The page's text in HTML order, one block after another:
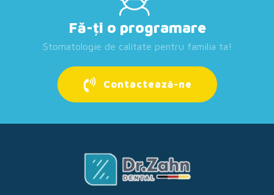
Fă-ți o programare
Stomatologie de calitate pentru familia ta!
Contactează-ne